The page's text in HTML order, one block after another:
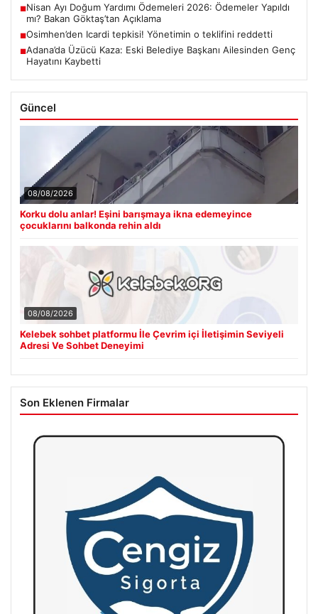
■Nisan Ayı Doğum Yardımı Ödemeleri 2026: Ödemeler Yapıldı
mı? Bakan Göktaş’tan Açıklama
■Osimhen’den Icardi tepkisi! Yönetimin o teklifini reddetti
■Adana’da Üzücü Kaza: Eski Belediye Başkanı Ailesinden Genç
Hayatını Kaybetti
Güncel
08/08/2026
Korku dolu anlar! Eşini barışmaya ikna edemeyince
çocuklarını balkonda rehin aldı
08/08/2026
Kelebek sohbet platformu İle Çevrim içi İletişimin Seviyeli
Adresi Ve Sohbet Deneyimi
Son Eklenen Firmalar